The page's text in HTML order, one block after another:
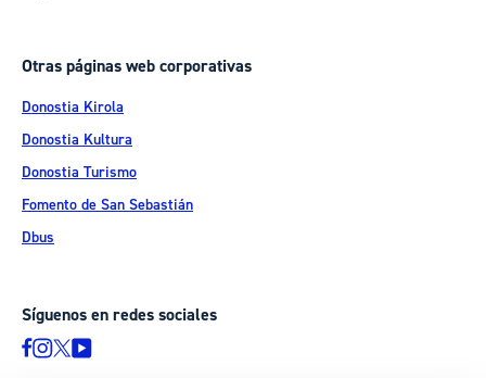
Otras páginas web corporativas
Donostia Kirola
Donostia Kultura
Donostia Turismo
Fomento de San Sebastián
Dbus
Síguenos en redes sociales